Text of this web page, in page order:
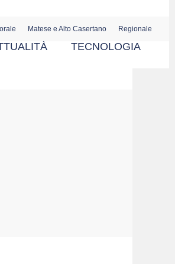
Matese e Alto Casertano Regionale
TECNOLOGIA